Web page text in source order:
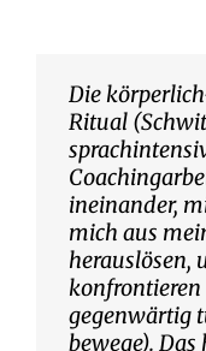
Die
Ritual
ineinander,
mich aus
herauslösen,
konfrontieren
gegenwärtig
bewege).